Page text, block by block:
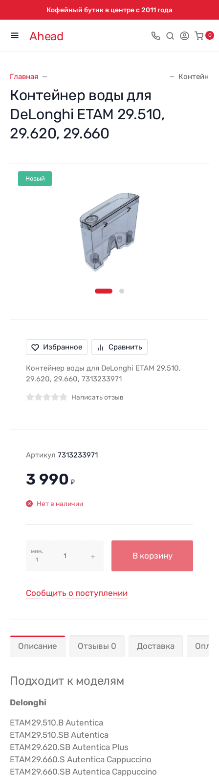
Кофейный бутик в центре с 2011 года
Ahead 0
Главная Контейнер
Контейнер воды для
DeLonghi ETAM 29.510,
29.620, 29.660
Новый
Избранное Сравнить
Контейнер воды для DeLonghi ETAM 29.510,
29.620, 29.660, 7313233971
Написать отзыв
Артикул 7313233971
3 990 ₽
Нет в наличии
мин.
1
В корзину
Сообщить о поступлении
Описание Отзывы 0 Доставка
Подходит к моделям
Delonghi
ETAM29.510.B Autentica
ETAM29.510.SB Autentica
ETAM29.620.SB Autentica Plus
ETAM29.660.S Autentica Cappuccino
ETAM29.660.SB Autentica Cappuccino